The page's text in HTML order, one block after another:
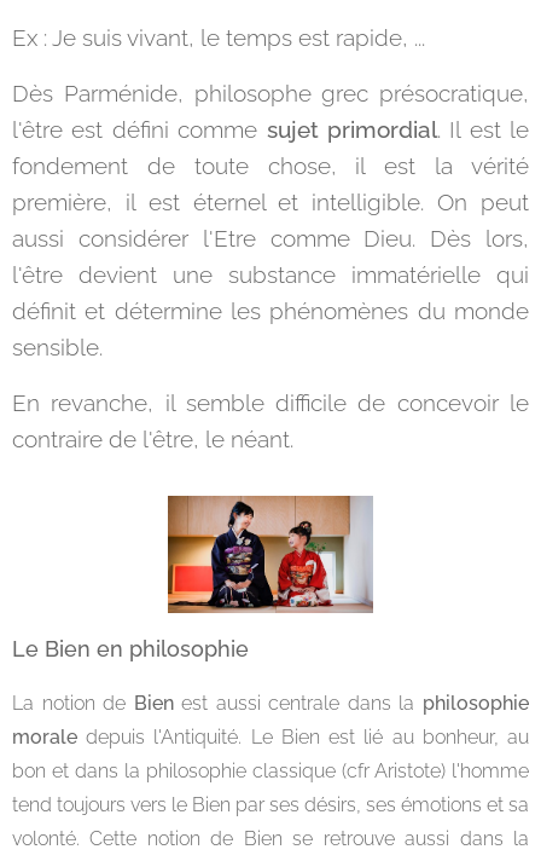
Ex : Je suis vivant, le temps est rapide, ...
Dès Parménide, philosophe grec présocratique,
l'être est défini comme sujet primordial. Il est le
fondement de toute chose, il est la vérité
première, il est éternel et intelligible. On peut
aussi considérer l'Etre comme Dieu. Dès lors,
l'être devient une substance immatérielle qui
définit et détermine les phénomènes du monde
sensible.
En revanche, il semble difficile de concevoir le
contraire de l'être, le néant.
Le Bien en philosophie
La notion de Bienest aussi centrale dans la philosophie
morale depuis l'Antiquité. Le Bien est lié au bonheur, au
bon et dans la philosophie classique (cfr Aristote) l'homme
tend toujours vers le Bien par ses désirs, ses émotions et sa
volonté. Cette notion de Bien se retrouve aussi dans la